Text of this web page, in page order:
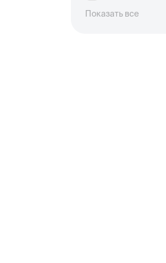
Показать все